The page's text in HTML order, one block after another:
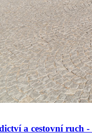
a cestovní ruch